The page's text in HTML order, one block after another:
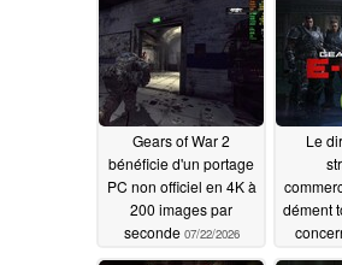
Battle Pass
07/30/2026
Gears of War 2
bénéficie d'un portage
PC non officiel en 4K à
200 images par
seconde 07/22/2026
Le
dément